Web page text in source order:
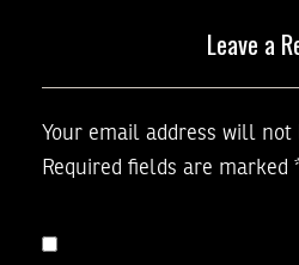
Leave a
Your email address will not
Required fields are marked